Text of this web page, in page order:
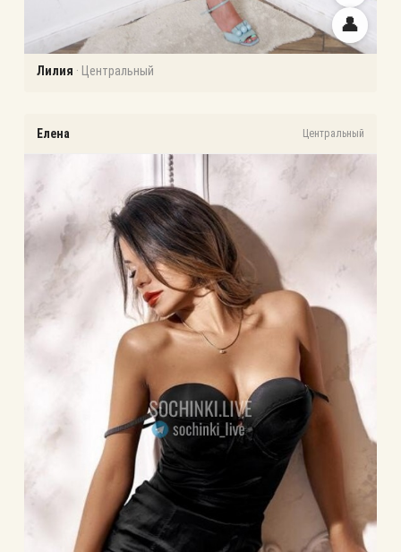
👤
Лилия · Центральный
Елена Центральный